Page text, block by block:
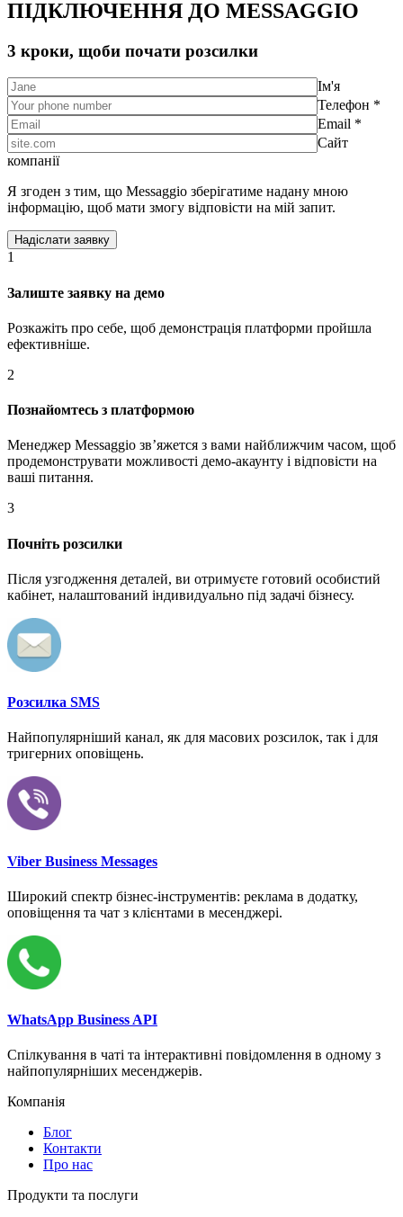
ПІДКЛЮЧЕННЯ ДО MESSAGGIO
3 кроки, щоби почати розсилки
Ім'я
Телефон *
Email *
Сайт
компанії
Я згоден з тим, що Messaggio зберігатиме надану мною
інформацію, щоб мати змогу відповісти на мій запит.
1
Залиште заявку на демо
Розкажіть про себе, щоб демонстрація платформи пройшла
ефективніше.
2
Познайомтесь з платформою
Менеджер Messaggio звʼяжется з вами найближчим часом, щоб
продемонструвати можливості демо-акаунту і відповісти на
ваші питання.
3
Почніть розсилки
Після узгодження деталей, ви отримуєте готовий особистий
кабінет, налаштований індивидуально під задачі бізнесу.
Розсилка SMS
Найпопулярніший канал, як для масових розсилок, так і для
тригерних оповіщень.
Viber Business Messages
Широкий спектр бізнес-інструментів: реклама в додатку,
оповіщення та чат з клієнтами в месенджері.
WhatsApp Business API
Спілкування в чаті та інтерактивні повідомлення в одному з
найпопулярніших месенджерів.
Компанія
Блог
Контакти
Про нас
Продукти та послуги